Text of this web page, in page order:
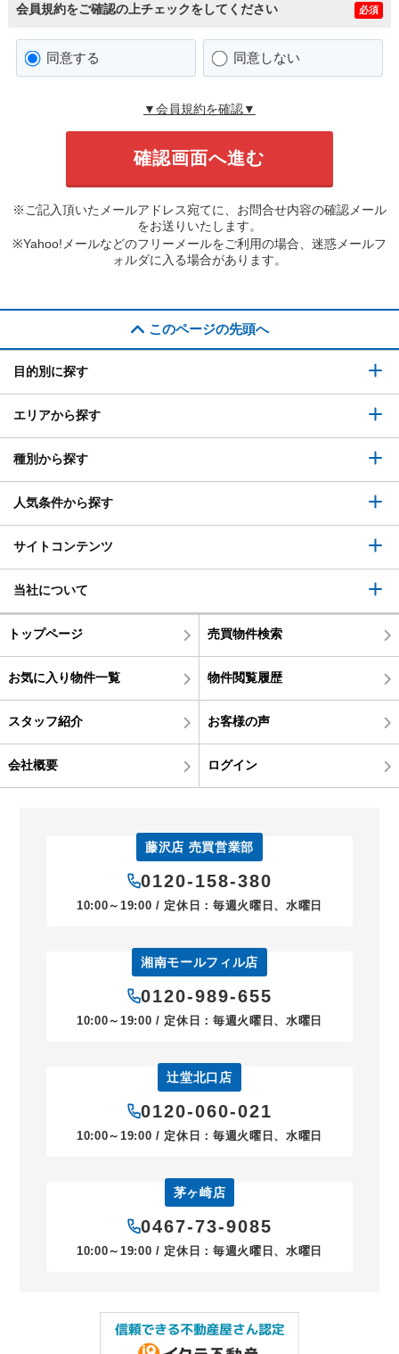
会員規約をご確認の上チェックをしてください 必須
同意する 同意しない
▼会員規約を確認▼
※ご記入頂いたメールアドレス宛てに、お問合せ内容の確認メール
をお送りいたします。
※Yahoo!メールなどのフリーメールをご利用の場合、迷惑メールフ
ォルダに入る場合があります。
このページの先頭へ
目的別に探す
エリアから探す
種別から探す
人気条件から探す
サイトコンテンツ
当社について
トップページ 売買物件検索
お気に入り物件一覧 物件閲覧履歴
スタッフ紹介 お客様の声
会社概要 ログイン
藤沢店 売買営業部
0120-158-380
10:00～19:00 / 定休日：毎週火曜日、水曜日
湘南モールフィル店
0120-989-655
10:00～19:00 / 定休日：毎週火曜日、水曜日
辻堂北口店
0120-060-021
10:00～19:00 / 定休日：毎週火曜日、水曜日
茅ヶ崎店
0467-73-9085
10:00～19:00 / 定休日：毎週火曜日、水曜日